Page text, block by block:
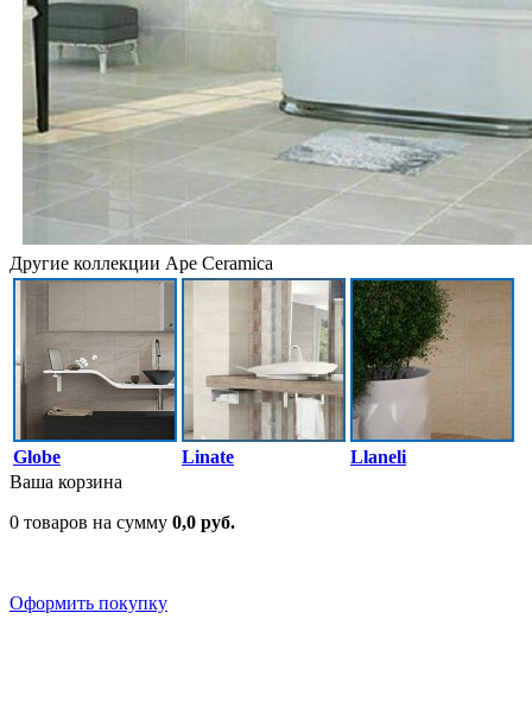
Другие коллекции Ape Ceramica
Globe Linate
Llaneli
Ваша корзина
0 товаров на сумму 0,0 руб.
Оформить покупку